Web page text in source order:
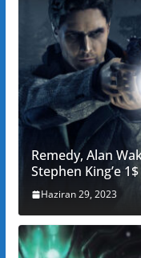
Remedy, Alan
Stephen King’e
Haziran 29, 2023